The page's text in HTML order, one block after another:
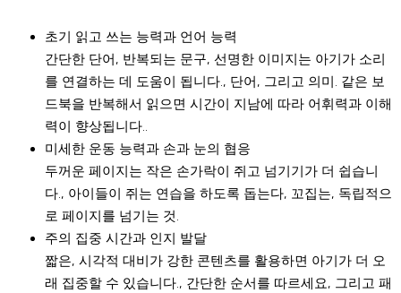
초기 읽고 쓰는 능력과 언어 능력
간단한 단어, 반복되는 문구, 선명한 이미지는 아기가 소리
를 연결하는 데 도움이 됩니다., 단어, 그리고 의미. 같은 보
드북을 반복해서 읽으면 시간이 지남에 따라 어휘력과 이해
력이 향상됩니다..
미세한 운동 능력과 손과 눈의 협응
두꺼운 페이지는 작은 손가락이 쥐고 넘기기가 더 쉽습니
다., 아이들이 쥐는 연습을 하도록 돕는다, 꼬집는, 독립적으
로 페이지를 넘기는 것.
주의 집중 시간과 인지 발달
짧은, 시각적 대비가 강한 콘텐츠를 활용하면 아기가 더 오
래 집중할 수 있습니다., 간단한 순서를 따르세요, 그리고 패